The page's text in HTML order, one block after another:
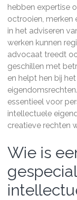
hebben expertise
octrooien, merken
in het adviseren
werken kunnen
advocaat treedt
geschillen met
en helpt hen bij
essentieel voor
intellectuele
creatieve rechten
Wie is